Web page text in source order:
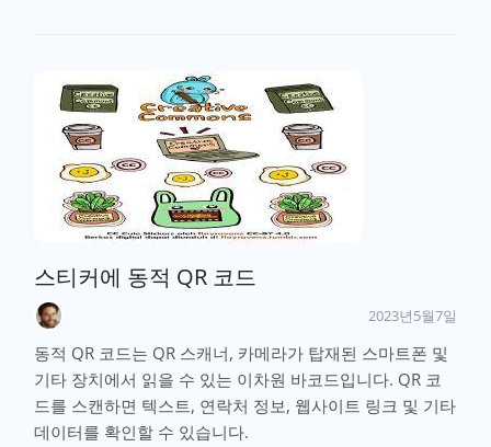
스티커에 동적 QR 코드
2023년5월7일
동적 QR 코드는 QR 스캐너, 카메라가 탑재된 스마트폰 및
기타 장치에서 읽을 수 있는 이차원 바코드입니다. QR 코
드를 스캔하면 텍스트, 연락처 정보, 웹사이트 링크 및 기타
데이터를 확인할 수 있습니다.